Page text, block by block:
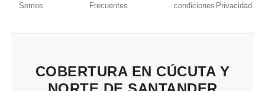
Somos
Frecuentes
condiciones Privacidad
COBERTURA EN CÚCUTA Y